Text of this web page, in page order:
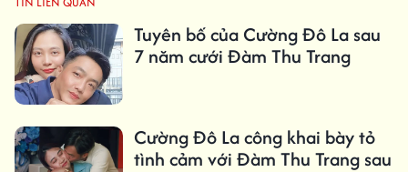
Tuyên bố của Cường Đô La sau
7 năm cưới Đàm Thu Trang
Cường Đô La công khai bày tỏ
tình cảm với Đàm Thu Trang sau